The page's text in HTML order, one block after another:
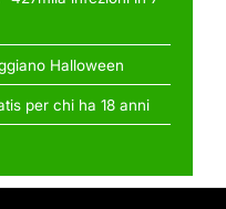
Halloween
per chi ha 18 anni